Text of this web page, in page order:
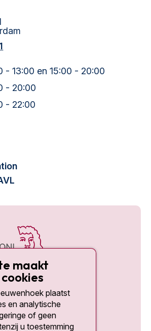
- 13:00 en 15:00 - 20:00
- 20:00
- 22:00
maakt
plaatst
en analytische
of geen
u toestemming